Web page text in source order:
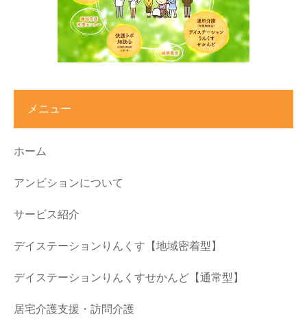
メニュー
ホーム
アンビションについて
サービス紹介
デイステーションりんくす【地域密着型】
デイステーションりんくすせかんど【通常型】
居宅介護支援・訪問介護